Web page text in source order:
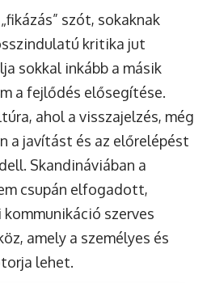
szót, sokaknak
kritika jut
sokkal inkább a másik
a fejlődés elősegítése.
ahol a visszajelzés, még
a javítást és az előrelépést
Skandináviában a
csupán elfogadott,
szerves
amely a személyes és
lehet.